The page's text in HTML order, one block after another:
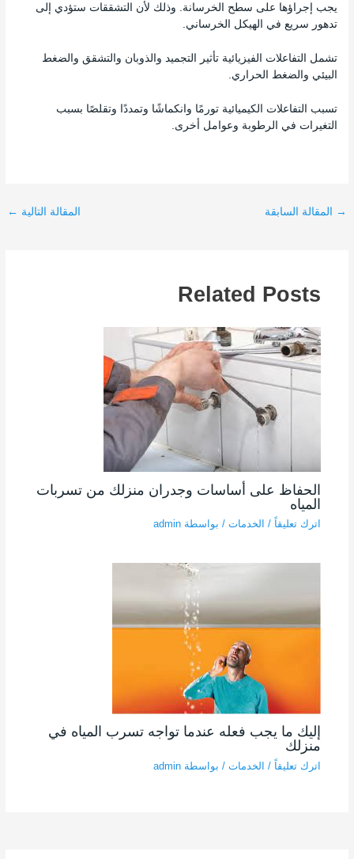
يجب إجراؤها على سطح الخرسانة. وذلك لأن التشققات ستؤدي إلى
تدهور سريع في الهيكل الخرساني.
تشمل التفاعلات الفيزيائية تأثير التجميد والذوبان والتشقق والضغط
البيئي والضغط الحراري.
تسبب التفاعلات الكيميائية تورمًا وانكماشًا وتمددًا وتقلصًا بسبب
التغيرات في الرطوبة وعوامل أخرى.
→ المقالة السابقة المقالة التالية ←
Related Posts
الحفاظ على أساسات وجدران منزلك من تسربات
المياه
اترك تعليقاً / الخدمات/ بواسطة admin
إليك ما يجب فعله عندما تواجه تسرب المياه في
منزلك
اترك تعليقاً / الخدمات/ بواسطة admin